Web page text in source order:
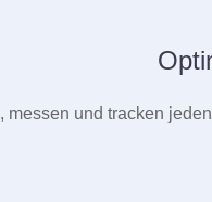
, messen und tracken